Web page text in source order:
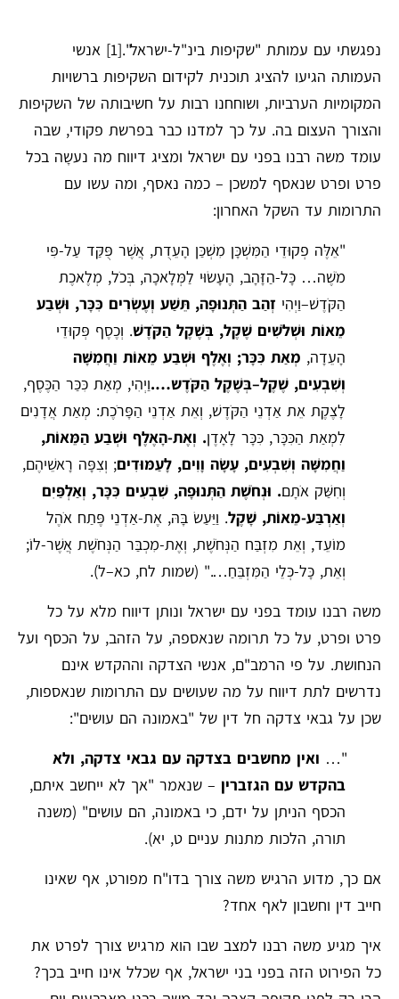
נפגשתי עם עמותת "שקיפות בינ"ל-ישראל".[1]
אנשי
העמותה הגיעו להציג תוכנית לקידום השקיפות ברשויות
המקומיות הערביות, ושוחחנו רבות על חשיבותה של השקיפות
והצורך העצום בה. על כך למדנו כבר בפרשת פקודי, שבה
עומד משה רבנו בפני עם ישראל ומציג דיווח מה נעשָה בכל
פרט ופרט שנאסף למשכן – כמה נאסף, ומה עשו עם
התרומות עד השקל האחרון:
"אֵלֶּה פְקוּדֵי הַמִּשְׁכָּן מִשְׁכַּן הָעֵדֻת, אֲשֶׁר פֻּקַּד עַל-פִּי
מֹשֶׁה… כָּל-הַזָּהָב, הֶעָשׂוּי לַמְּלָאכָה, בְּכֹל, מְלֶאכֶת
הַקֹּדֶשׁ–וַיְהִי זְהַב הַתְּנוּפָה, תֵּשַׁע וְעֶשְׂרִים כִּכָּר, וּשְׁבַע
מֵאוֹת וּשְׁלֹשִׁים שֶׁקֶל, בְּשֶׁקֶל הַקֹּדֶשׁ. וְכֶסֶף פְּקוּדֵי
הָעֵדָה, מְאַת כִּכָּר; וְאֶלֶף וּשְׁבַע מֵאוֹת וַחֲמִשָּׁה
וְשִׁבְעִים, שֶׁקֶל–בְּשֶׁקֶל הַקֹּדֶש….וַיְהִי, מְאַת כִּכַּר הַכֶּסֶף,
לָצֶקֶת אֵת אַדְנֵי הַקֹּדֶשׁ, וְאֵת אַדְנֵי הַפָּרֹכֶת: מְאַת אֲדָנִים
לִמְאַת הַכִּכָּר, כִּכָּר לָאָדֶן. וְאֶת-הָאֶלֶף וּשְׁבַע הַמֵּאוֹת,
וַחֲמִשָּׁה וְשִׁבְעִים, עָשָׂה וָוִים, לָעַמּוּדִים; וְצִפָּה רָאשֵׁיהֶם,
וְחִשַּׁק אֹתָם. וּנְחֹשֶׁת הַתְּנוּפָה, שִׁבְעִים כִּכָּר, וְאַלְפַּיִם
וְאַרְבַּע-מֵאוֹת, שָׁקֶל. וַיַּעַשׂ בָּהּ, אֶת-אַדְנֵי פֶּתַח אֹהֶל
מוֹעֵד, וְאֵת מִזְבַּח הַנְּחֹשֶׁת, וְאֶת-מִכְבַּר הַנְּחֹשֶׁת אֲשֶׁר-לוֹ;
וְאֵת, כָּל-כְּלֵי הַמִּזְבֵּחַ…." (שמות לח, כא–ל).
משה רבנו עומד בפני עם ישראל ונותן דיווח מלא על כל
פרט ופרט, על כל תרומה שנאספה, על הזהב, על הכסף ועל
הנחושת. על פי הרמב"ם, אנשי הצדקה וההקדש אינם
נדרשים לתת דיווח על מה שעושים עם התרומות שנאספות,
שכן על גבאי צדקה חל דין של "באמונה הם עושים":
"… ואין מחשבים בצדקה עם גבאי צדקה, ולא
בהקדש עם הגזברין – שנאמר "אך לא ייחשב איתם,
הכסף הניתן על ידם, כי באמונה, הם עושים" (משנה
תורה, הלכות מתנות עניים ט, יא).
אם כך, מדוע הרגיש משה צורך בדו"ח מפורט, אף שאינו
חייב דין וחשבון לאף אחד?
איך מגיע משה רבנו למצב שבו הוא מרגיש צורך לפרט את
כל הפירוט הזה בפני בני ישראל, אף שכלל אינו חייב בכך?